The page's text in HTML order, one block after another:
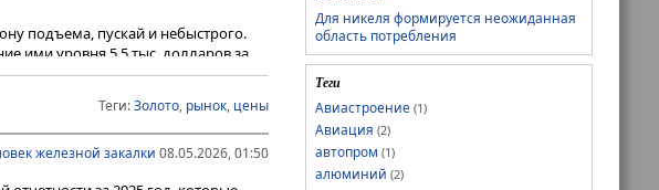
подъема, пускай и небыстрого.
ими уровня 5,5 тыс. долларов за
дефицитов бюджетов лидирующих
перипетий.
Теги:Золото, рынок, цены
железной закалки 08.05.2026, 01:50
Для никеля формируется неожиданная
область потребления
Теги
Авиастроение (1)
Авиация (2)
автопром (1)
алюминий (2)